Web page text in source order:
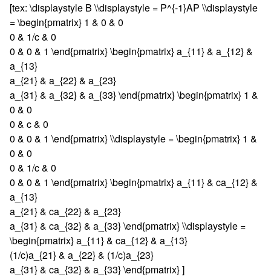
[tex: \displaystyle B \\displaystyle = P^{-1}AP \\displaystyle
= \begin{pmatrix} 1 & 0 & 0
0 & 1/c & 0
0 & 0 & 1 \end{pmatrix} \begin{pmatrix} a_{11} & a_{12} &
a_{13}
a_{21} & a_{22} & a_{23}
a_{31} & a_{32} & a_{33} \end{pmatrix} \begin{pmatrix} 1 &
0 & 0
0 & c & 0
0 & 0 & 1 \end{pmatrix} \\displaystyle = \begin{pmatrix} 1 &
0 & 0
0 & 1/c & 0
0 & 0 & 1 \end{pmatrix} \begin{pmatrix} a_{11} & ca_{12} &
a_{13}
a_{21} & ca_{22} & a_{23}
a_{31} & ca_{32} & a_{33} \end{pmatrix} \\displaystyle =
\begin{pmatrix} a_{11} & ca_{12} & a_{13}
(1/c)a_{21} & a_{22} & (1/c)a_{23}
a_{31} & ca_{32} & a_{33} \end{pmatrix} ]